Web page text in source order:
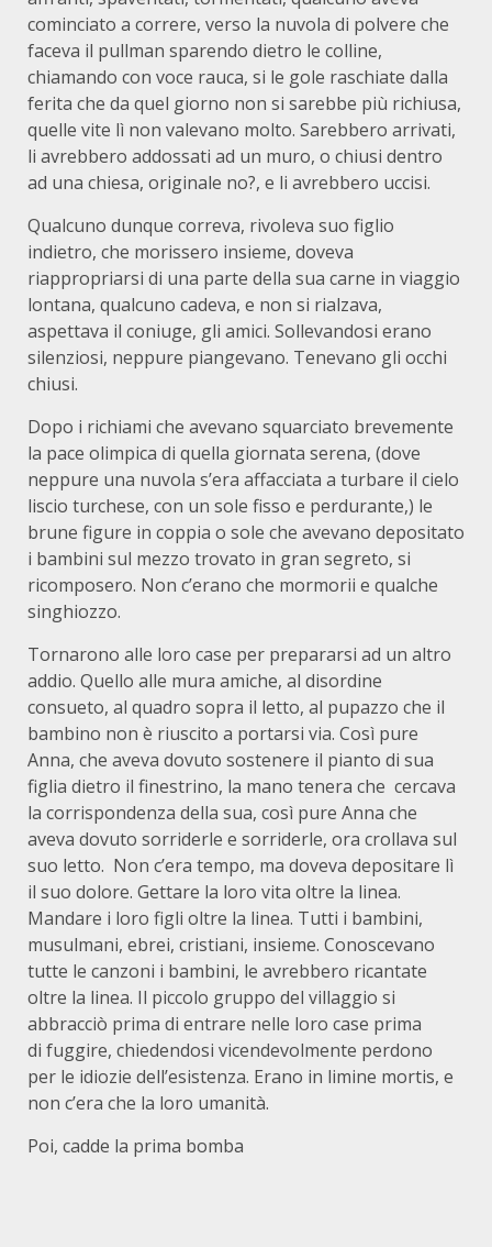
cominciato a correre, verso la nuvola di polvere che
faceva il pullman sparendo dietro le colline,
chiamando con voce rauca, si le gole raschiate dalla
ferita che da quel giorno non si sarebbe più richiusa,
quelle vite lì non valevano molto. Sarebbero arrivati,
li avrebbero addossati ad un muro, o chiusi dentro
ad una chiesa, originale no?, e li avrebbero uccisi.
Qualcuno dunque correva, rivoleva suo figlio
indietro, che morissero insieme, doveva
riappropriarsi di una parte della sua carne in viaggio
lontana, qualcuno cadeva, e non si rialzava,
aspettava il coniuge, gli amici. Sollevandosi erano
silenziosi, neppure piangevano. Tenevano gli occhi
chiusi.
Dopo i richiami che avevano squarciato brevemente
la pace olimpica di quella giornata serena, (dove
neppure una nuvola s’era affacciata a turbare il cielo
liscio turchese, con un sole fisso e perdurante,) le
brune figure in coppia o sole che avevano depositato
i bambini sul mezzo trovato in gran segreto, si
ricomposero. Non c’erano che mormorii e qualche
singhiozzo.
Tornarono alle loro case per prepararsi ad un altro
addio. Quello alle mura amiche, al disordine
consueto, al quadro sopra il letto, al pupazzo che il
bambino non è riuscito a portarsi via. Così pure
Anna, che aveva dovuto sostenere il pianto di sua
figlia dietro il finestrino, la mano tenera che cercava
la corrispondenza della sua, così pure Anna che
aveva dovuto sorriderle e sorriderle, ora crollava sul
suo letto. Non c’era tempo, ma doveva depositare lì
il suo dolore. Gettare la loro vita oltre la linea.
Mandare i loro figli oltre la linea. Tutti i bambini,
musulmani, ebrei, cristiani, insieme. Conoscevano
tutte le canzoni i bambini, le avrebbero ricantate
oltre la linea. Il piccolo gruppo del villaggio si
abbracciò prima di entrare nelle loro case prima
di fuggire, chiedendosi vicendevolmente perdono
per le idiozie dell’esistenza. Erano in limine mortis, e
non c’era che la loro umanità.
Poi, cadde la prima bomba